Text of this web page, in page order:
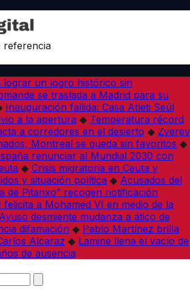
referencia
lograr un logro histórico sin
se traslada a Madrid para su
Inauguración fallida: Casa Atleti Seúl
a la apertura ◆ Temperatura récord
a corredores en el desierto ◆ Zverev
Montreal se queda sin favoritos ◆
renunciar al Mundial 2030 con
◆ Crisis migratoria en Ceuta y
y situación política ◆ Acusados del
de Pitanxo” recogen notificación
felicita a Mohamed VI en medio de la
Ayuso desmiente mudanza a ático de
difamación ◆ Pablo Martínez brilla
Alcaraz ◆ Lamine llena el vacío de
de ausencia